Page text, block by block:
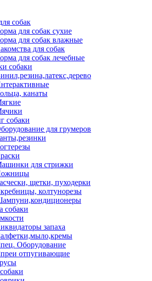
собак
для собак сухие
для собак влажные
для собак
для собак лечебные
собаки
канаты
собаки
для грумеров
для стрижки
щетки, пуходерки
колтунорезы
собаки
запаха
Оборудование
отпугивающие